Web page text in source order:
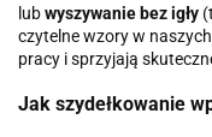
lubwyszywanie bez igły
czytelne wzory w
pracy i sprzyjają
Jak szydełkowanie